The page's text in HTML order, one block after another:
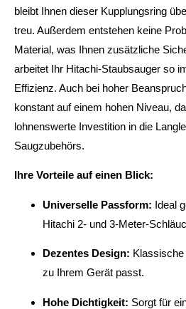
bleibt Ihnen dieser Kupplungsring
treu. Außerdem entstehen keine
Material, was Ihnen zusätzliche
arbeitet Ihr Hitachi-Staubsauger so
Effizienz. Auch bei hoher
konstant auf einem hohen Niveau,
lohnenswerte Investition in die
Saugzubehörs.
Ihre Vorteile auf einen Blick:
Universelle Passform: Ideal
Hitachi 2- und 3-Meter-
Dezentes Design:
zu Ihrem Gerät passt.
Hohe Dichtigkeit: Sorgt für